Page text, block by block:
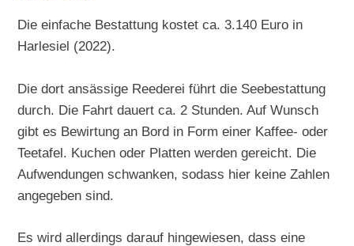
Die einfache Bestattung kostet ca. 3.140 Euro in
Harlesiel (2022).
Die dort ansässige Reederei führt die Seebestattung
durch. Die Fahrt dauert ca. 2 Stunden. Auf Wunsch
gibt es Bewirtung an Bord in Form einer Kaffee- oder
Teetafel. Kuchen oder Platten werden gereicht. Die
Aufwendungen schwanken, sodass hier keine Zahlen
angegeben sind.
Es wird allerdings darauf hingewiesen, dass eine